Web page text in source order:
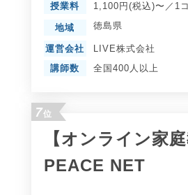
授業料 1,100円(税込)〜／1
地域 徳島県
運営会社
LIVE株式会社
講師数
全国400人以上
7位
【オンライン家庭
PEACE NET